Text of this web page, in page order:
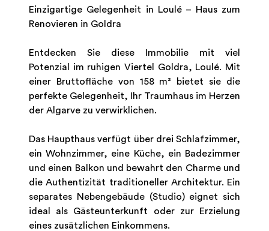
Einzigartige Gelegenheit in Loulé – Haus zum
Renovieren in Goldra
Entdecken Sie diese Immobilie mit viel
Potenzial im ruhigen Viertel Goldra, Loulé. Mit
einer Bruttofläche von 158 m² bietet sie die
perfekte Gelegenheit, Ihr Traumhaus im Herzen
der Algarve zu verwirklichen.
Das Haupthaus verfügt über drei Schlafzimmer,
ein Wohnzimmer, eine Küche, ein Badezimmer
und einen Balkon und bewahrt den Charme und
die Authentizität traditioneller Architektur. Ein
separates Nebengebäude (Studio) eignet sich
ideal als Gästeunterkunft oder zur Erzielung
eines zusätzlichen Einkommens.